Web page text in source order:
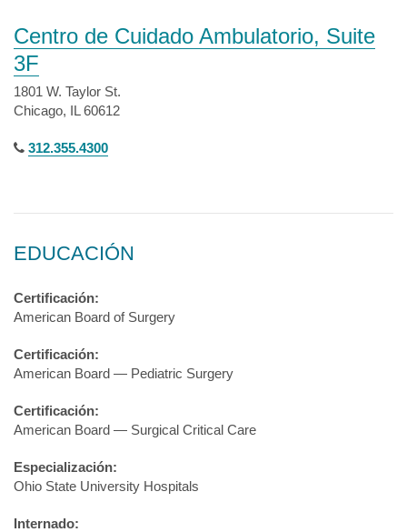
Centro de Cuidado Ambulatorio, Suite
3F
1801 W. Taylor St.
Chicago, IL 60612
312.355.4300
EDUCACIÓN
Certificación:
American Board of Surgery
Certificación:
American Board — Pediatric Surgery
Certificación:
American Board — Surgical Critical Care
Especialización:
Ohio State University Hospitals
Internado: